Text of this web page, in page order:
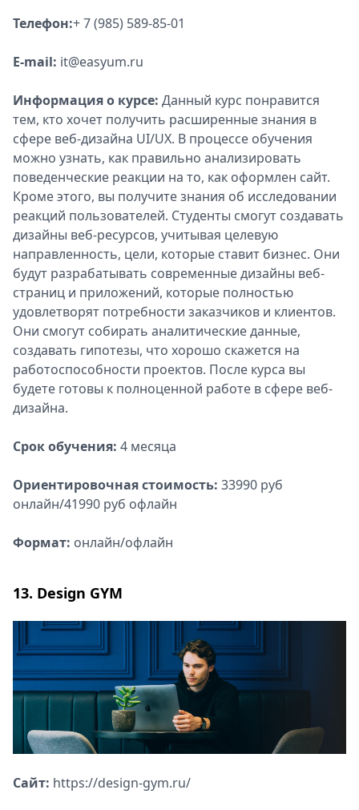
Телефон:+ 7 (985) 589-85-01
E-mail: it@easyum.ru
Информация о курсе: Данный курс понравится
тем, кто хочет получить расширенные знания в
сфере веб-дизайна UI/UX. В процессе обучения
можно узнать, как правильно анализировать
поведенческие реакции на то, как оформлен сайт.
Кроме этого, вы получите знания об исследовании
реакций пользователей. Студенты смогут создавать
дизайны веб-ресурсов, учитывая целевую
направленность, цели, которые ставит бизнес. Они
будут разрабатывать современные дизайны веб-
страниц и приложений, которые полностью
удовлетворят потребности заказчиков и клиентов.
Они смогут собирать аналитические данные,
создавать гипотезы, что хорошо скажется на
работоспособности проектов. После курса вы
будете готовы к полноценной работе в сфере веб-
дизайна.
Срок обучения: 4 месяца
Ориентировочная стоимость: 33990 руб
онлайн/41990 руб офлайн
Формат: онлайн/офлайн
13. Design GYM
Сайт: https://design-gym.ru/